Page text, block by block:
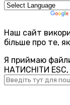
Наш сайт
більше про те,
Я приймаю
НАТИСНІТИ